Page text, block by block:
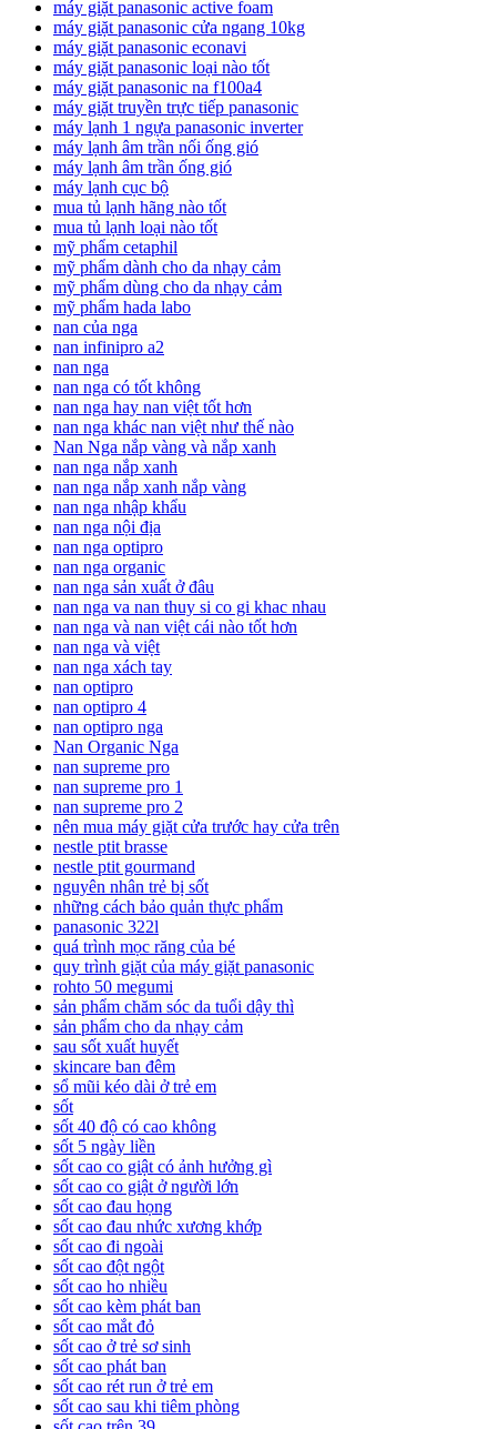
máy giặt panasonic active foam
máy giặt panasonic cửa ngang 10kg
máy giặt panasonic econavi
máy giặt panasonic loại nào tốt
máy giặt panasonic na f100a4
máy giặt truyền trực tiếp panasonic
máy lạnh 1 ngựa panasonic inverter
máy lạnh âm trần nối ống gió
máy lạnh âm trần ống gió
máy lạnh cục bộ
mua tủ lạnh hãng nào tốt
mua tủ lạnh loại nào tốt
mỹ phẩm cetaphil
mỹ phẩm dành cho da nhạy cảm
mỹ phẩm dùng cho da nhạy cảm
mỹ phẩm hada labo
nan của nga
nan infinipro a2
nan nga
nan nga có tốt không
nan nga hay nan việt tốt hơn
nan nga khác nan việt như thế nào
Nan Nga nắp vàng và nắp xanh
nan nga nắp xanh
nan nga nắp xanh nắp vàng
nan nga nhập khẩu
nan nga nội địa
nan nga optipro
nan nga organic
nan nga sản xuất ở đâu
nan nga va nan thuy si co gi khac nhau
nan nga và nan việt cái nào tốt hơn
nan nga và việt
nan nga xách tay
nan optipro
nan optipro 4
nan optipro nga
Nan Organic Nga
nan supreme pro
nan supreme pro 1
nan supreme pro 2
nên mua máy giặt cửa trước hay cửa trên
nestle ptit brasse
nestle ptit gourmand
nguyên nhân trẻ bị sốt
những cách bảo quản thực phẩm
panasonic 322l
quá trình mọc răng của bé
quy trình giặt của máy giặt panasonic
rohto 50 megumi
sản phẩm chăm sóc da tuổi dậy thì
sản phẩm cho da nhạy cảm
sau sốt xuất huyết
skincare ban đêm
sổ mũi kéo dài ở trẻ em
sốt
sốt 40 độ có cao không
sốt 5 ngày liền
sốt cao co giật có ảnh hưởng gì
sốt cao co giật ở người lớn
sốt cao đau họng
sốt cao đau nhức xương khớp
sốt cao đi ngoài
sốt cao đột ngột
sốt cao ho nhiều
sốt cao kèm phát ban
sốt cao mắt đỏ
sốt cao ở trẻ sơ sinh
sốt cao phát ban
sốt cao rét run ở trẻ em
sốt cao sau khi tiêm phòng